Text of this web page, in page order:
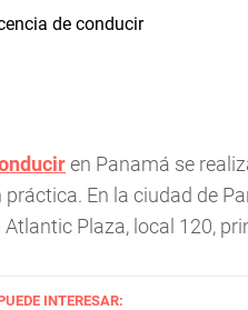
en Panamá se
En la ciudad de
Plaza, local 120,
INTERESAR: